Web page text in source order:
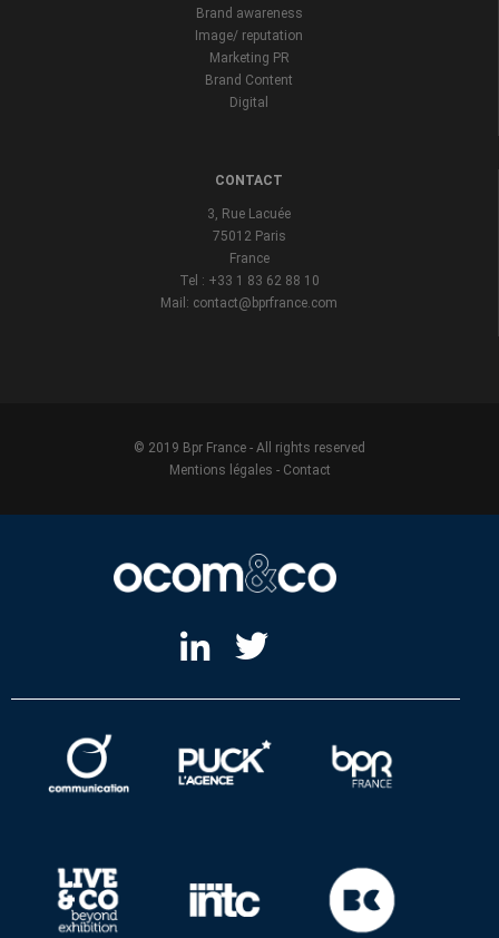
Brand awareness
Image/ reputation
Marketing PR
Brand Content
Digital
CONTACT
3, Rue Lacuée
75012 Paris
France
Tel : +33 1 83 62 88 10
Mail: contact@bprfrance.com
© 2019 Bpr France - All rights reserved
Mentions légales - Contact